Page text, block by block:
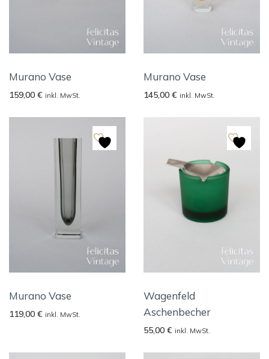
Murano Vase
159,00 € inkl. MwSt.
Murano Vase
145,00 € inkl. MwSt.
Murano Vase
119,00 € inkl. MwSt.
Wagenfeld
Aschenbecher
55,00 € inkl. MwSt.